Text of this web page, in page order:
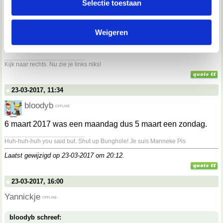
partners kunnen deze gegevens combineren met andere
informatie die je aan ze hebt verstrekt of die ze hebben
verzameld op basis van jouw gebruik van hun services.
kunnen ontvangen en verwerken.
Selectie toestaan
Weigeren
bloodyb schreef:
op een maandag
Kijk naar rechts. Nu zie je links niks!
23-03-2017, 11:34
bloodyb
6 maart 2017 was een maandag dus 5 maart een zondag.
Huh-huh-huh you said but. Shut up Bunghole! Je suis Manneke Pis
Laatst gewijzigd op 23-03-2017 om 20:12.
23-03-2017, 16:00
Yannickje
bloodyb schreef: